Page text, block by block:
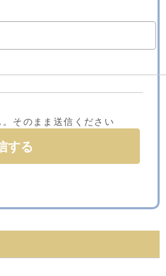
そのまま送信ください